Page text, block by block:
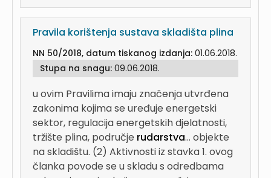
Pravila korištenja sustava skladišta plina
NN 50/2018, datum tiskanog izdanja: 01.06.2018.
Stupa na snagu: 09.06.2018.
u ovim Pravilima imaju značenja utvrđena
zakonima kojima se uređuje energetski
sektor, regulacija energetskih djelatnosti,
tržište plina, područje rudarstva... objekte
na skladištu. (2) Aktivnosti iz stavka 1. ovog
članka povode se u skladu s odredbama